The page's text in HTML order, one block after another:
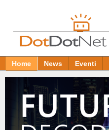
Home News Eventi